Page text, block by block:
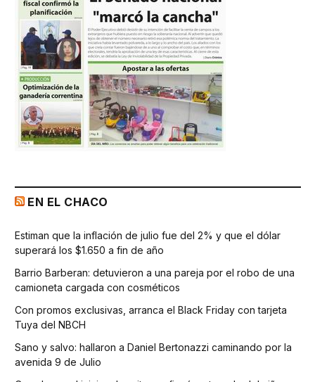
EN EL CHACO
Estiman que la inflación de julio fue del 2% y que el dólar
superará los $1.650 a fin de año
Barrio Barberan: detuvieron a una pareja por el robo de una
camioneta cargada con cosméticos
Con promos exclusivas, arranca el Black Friday con tarjeta
Tuya del NBCH
Sano y salvo: hallaron a Daniel Bertonazzi caminando por la
avenida 9 de Julio